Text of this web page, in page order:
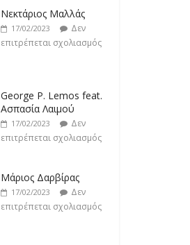
Νεκτάριος Μαλλάς
17/02/2023
Δεν
επιτρέπεται σχολιασμός
George P. Lemos feat.
Ασπασία Λαιμού
17/02/2023
Δεν
επιτρέπεται σχολιασμός
Μάριος Δαρβίρας
17/02/2023
Δεν
επιτρέπεται σχολιασμός